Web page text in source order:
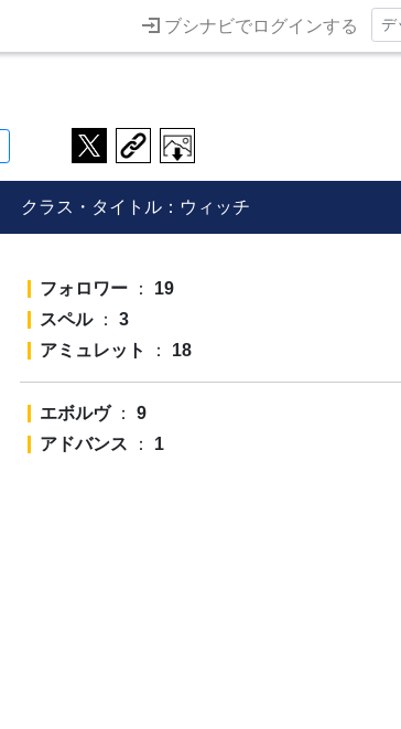
ブシナビでログインする
クラス・タイトル：ウィッチ
フォロワー： 19
スペル： 3
アミュレット
： 18
エボルヴ： 9
アドバンス ： 1